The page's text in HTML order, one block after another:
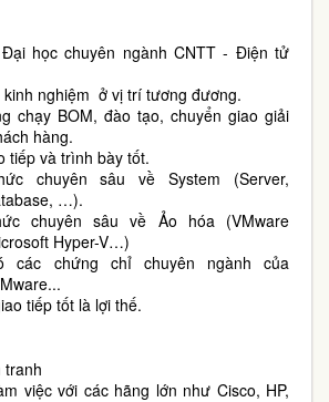
học chuyên ngành CNTT - Điện tử
kinh nghiệm ở vị trí tương đương.
chạy BOM, đào tạo, chuyển giao giải
hàng.
tiếp và trình bày tốt.
chuyên sâu về System (Server,
…).
chuyên sâu về Ảo hóa (VMware
Hyper-V…)
các chứng chỉ chuyên ngành của
tiếp tốt là lợi thế.
tranh
việc với các hãng lớn như Cisco, HP,